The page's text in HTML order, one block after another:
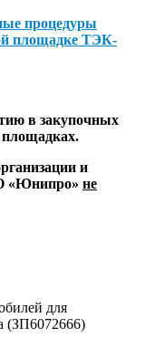
процедуры
площадке ТЭК-
в закупочных
площадках.
и
«Юнипро» не
для
(ЗП6072666)